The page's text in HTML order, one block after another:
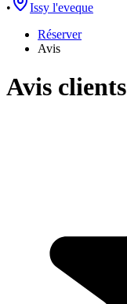
•
Issy l'eveque
Réserver
Avis
Avis clients